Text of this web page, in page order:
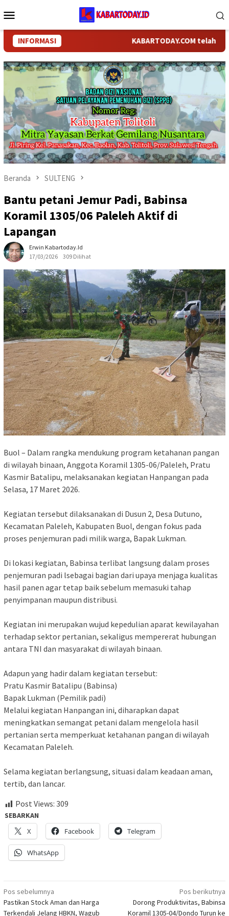
ke
Mobile
INFORMASI KABARTODAY.COM telah
Beranda SULTENG
Bantu petani Jemur Padi, Babinsa
Koramil 1305/06 Paleleh Aktif di
Lapangan
Erwin Kabartoday.id
17/03/2026
309 Dilihat
Buol – Dalam rangka mendukung program ketahanan pangan
di wilayah binaan, Anggota Koramil 1305-06/Paleleh, Pratu
Kasmir Batalipu, melaksanakan kegiatan Hanpangan pada
Selasa, 17 Maret 2026.
Kegiatan tersebut dilaksanakan di Dusun 2, Desa Dutuno,
Kecamatan Paleleh, Kabupaten Buol, dengan fokus pada
proses penjemuran padi milik warga, Bapak Lukman.
Di lokasi kegiatan, Babinsa terlibat langsung dalam proses
penjemuran padi lsebagai bagian dari upaya menjaga kualitas
hasil panen agar tetap baik sebelum memasuki tahap
penyimpanan maupun distribusi.
Kegiatan ini merupakan wujud kepedulian aparat kewilayahan
terhadap sektor pertanian, sekaligus mempererat hubungan
antara TNI dan masyarakat di wilayah binaan.
Adapun yang hadir dalam kegiatan tersebut:
Pratu Kasmir Batalipu (Babinsa)
Bapak Lukman (Pemilik padi)
Melalui kegiatan Hanpangan ini, diharapkan dapat
meningkatkan semangat petani dalam mengelola hasil
pertanian serta memperkuat ketahanan pangan di wilayah
Kecamatan Paleleh.
Selama kegiatan berlangsung, situasi dalam keadaan aman,
tertib, dan lancar.
Post Views: 309
SEBARKAN
X
Facebook Telegram
WhatsApp
Navigasi
pos
Pos sebelumnya
Pastikan Stock Aman dan Harga
Terkendali Jelang HBKN, Wagub
Pos berikutnya
Dorong Produktivitas, Babinsa
Koramil 1305-04/Dondo Turun ke